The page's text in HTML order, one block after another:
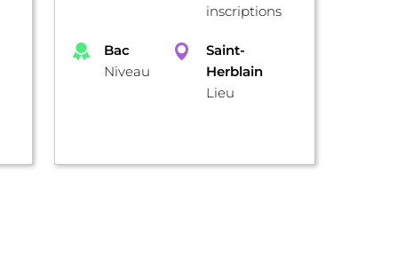
inscriptions
Bac
Niveau
Saint-
Herblain
Lieu